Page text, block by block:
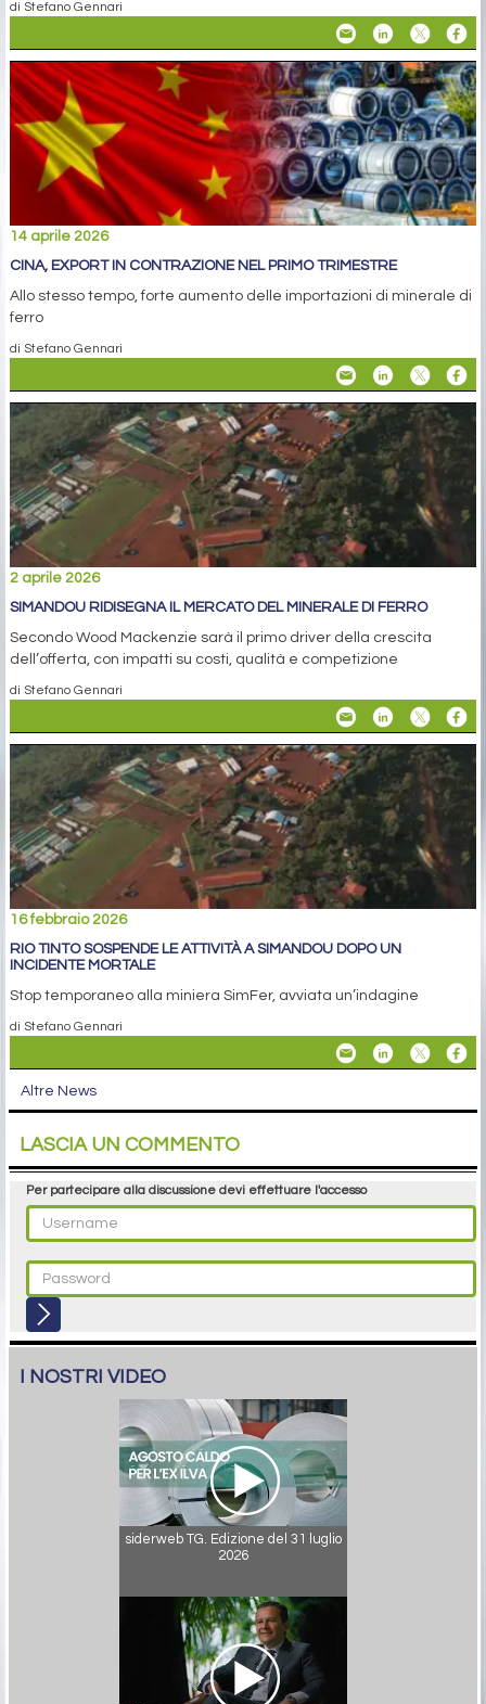
di Stefano Gennari
14 aprile 2026
CINA, EXPORT IN CONTRAZIONE NEL PRIMO TRIMESTRE
Allo stesso tempo, forte aumento delle importazioni di minerale di
ferro
di Stefano Gennari
2 aprile 2026
SIMANDOU RIDISEGNA IL MERCATO DEL MINERALE DI FERRO
Secondo Wood Mackenzie sarà il primo driver della crescita
dell’offerta, con impatti su costi, qualità e competizione
di Stefano Gennari
16 febbraio 2026
RIO TINTO SOSPENDE LE ATTIVITÀ A SIMANDOU DOPO UN
INCIDENTE MORTALE
Stop temporaneo alla miniera SimFer, avviata un’indagine
di Stefano Gennari
Altre News
LASCIA UN COMMENTO
Per partecipare alla discussione devi effettuare l'accesso
I NOSTRI VIDEO
siderweb TG. Edizione del 31 luglio
2026